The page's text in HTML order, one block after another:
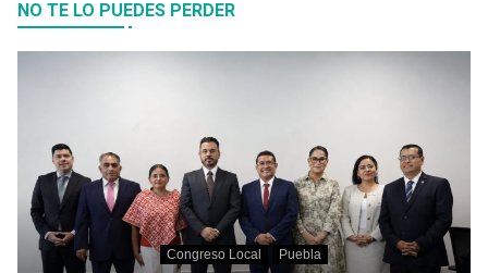
NO TE LO PUEDES PERDER
Congreso Local Puebla